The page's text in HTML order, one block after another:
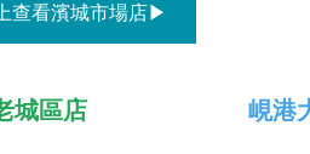
查看濱城市場店▶
城區店 峴港